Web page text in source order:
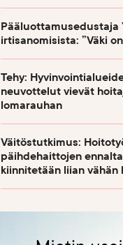
Pääluottamusedustaja
irtisanomisista: ”Väki
Tehy:
neuvottelut vievät
lomarauhan
Väitöstutkimus:
päihdehaittojen
kiinnitetään liian vähän